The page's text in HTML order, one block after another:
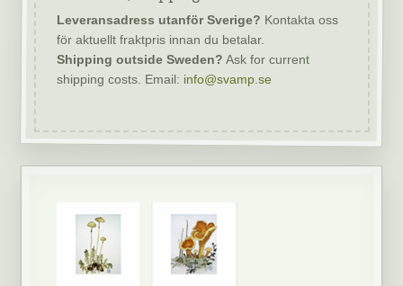
Leveransadress utanför Sverige? Kontakta oss
för aktuellt fraktpris innan du betalar.
Shipping outside Sweden? Ask for current
shipping costs. Email: info@svamp.se